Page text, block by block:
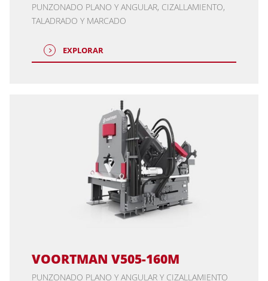
PUNZONADO PLANO Y ANGULAR, CIZALLAMIENTO,
TALADRADO Y MARCADO
EXPLORAR
VOORTMAN V505-160M
PUNZONADO PLANO Y ANGULAR Y CIZALLAMIENTO